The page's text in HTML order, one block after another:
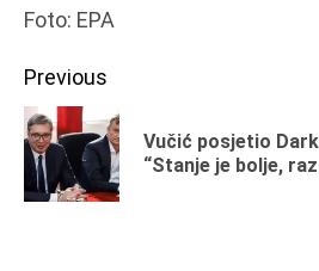
Foto: EPA
Continue
Reading
Previous
Vučić posjetio
“Stanje je bolje,